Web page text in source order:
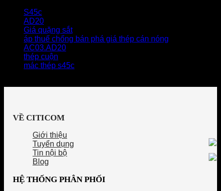
S45c
AD20
Giá quặng sắt
áp thuế chống bán phá giá thép cán nóng
AC03.AD20
thép cuộn
mác thép s45c
VỀ CITICOM
Giới thiệu
Tuyển dụng
Tin nội bộ
Blog
HỆ THỐNG PHÂN PHỐI